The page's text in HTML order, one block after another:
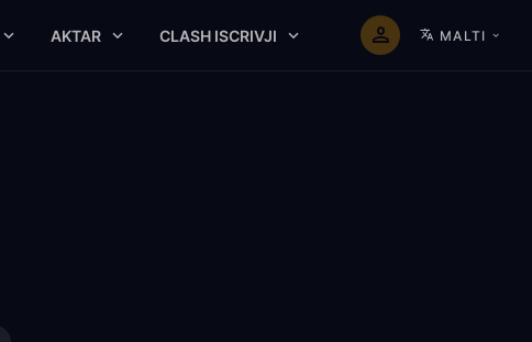
AKTAR CLASH ISCRIVJI MALTI